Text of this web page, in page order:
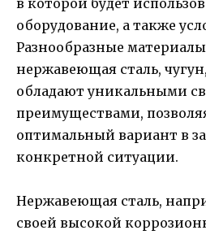
в которой будет
оборудование, а также
Разнообразные
нержавеющая сталь,
обладают уникальными
преимуществами,
оптимальный вариант в
конкретной ситуации.
Нержавеющая сталь,
своей высокой